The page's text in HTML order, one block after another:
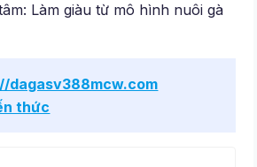
Làm giàu từ mô hình nuôi gà
dagasv388mcw.com
thức